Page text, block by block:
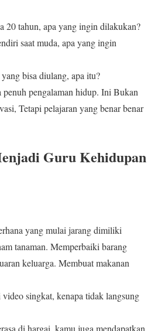
20 tahun, apa yang ingin dilakukan?
saat muda, apa yang ingin
bisa diulang, apa itu?
penuh pengalaman hidup. Ini Bukan
Tetapi pelajaran yang benar benar
Guru Kehidupan
yang mulai jarang dimiliki
tanaman. Memperbaiki barang
keluarga. Membuat makanan
singkat, kenapa tidak langsung
di hargai, kamu juga mendapatkan